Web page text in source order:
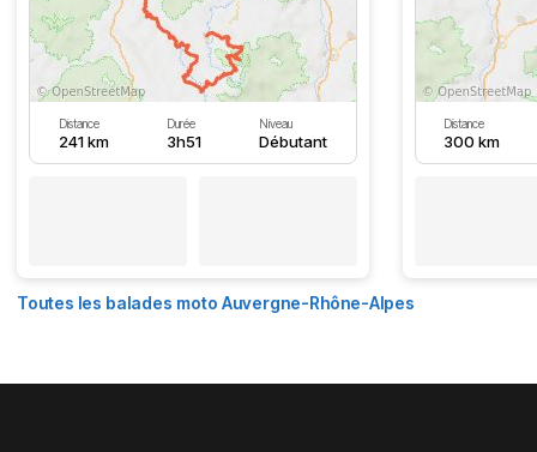
Distance
241 km
Durée
3h51
Niveau
Débutant
Distance
300 km
Toutes les balades moto Auvergne-Rhône-Alpes